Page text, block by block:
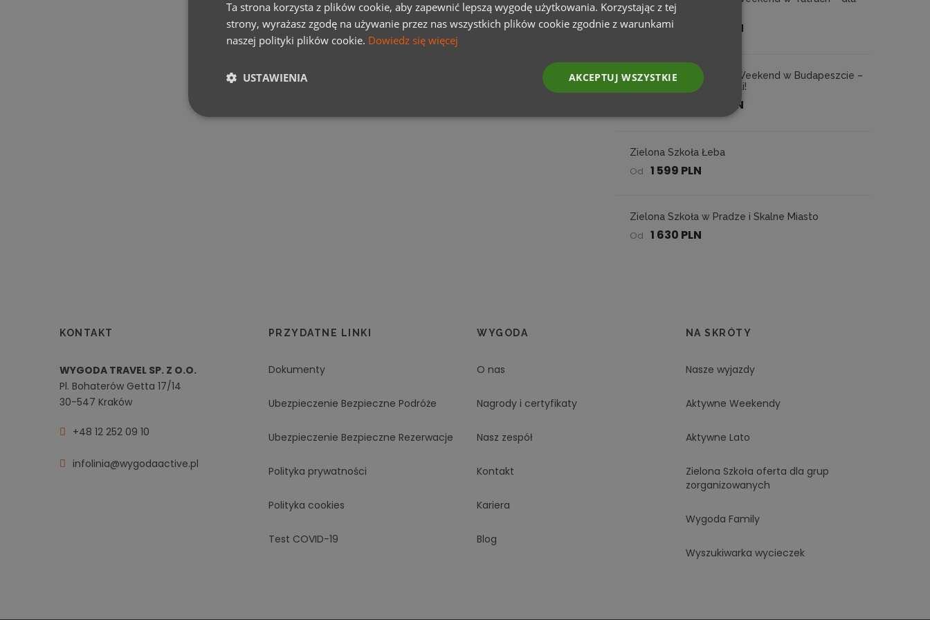
1 170 PLN
Integracyjny Weekend w Budapeszcie –
dla nauczycieli!
1 710 PLN
Zielona Szkoła Łeba
Od 1 599 PLN
Zielona Szkoła w Pradze i Skalne Miasto
Od 1 630 PLN
KONTAKT
WYGODA TRAVEL SP. Z O.O.
Pl. Bohaterów Getta 17/14
30-547 Kraków
+48 12 252 09 10
infolinia@wygodaactive.pl
PRZYDATNE LINKI
Dokumenty
Ubezpieczenie Bezpieczne Podróże
Ubezpieczenie Bezpieczne Rezerwacje
Polityka prywatności
Polityka cookies
Test COVID-19
WYGODA
O nas
Nagrody i certyfikaty
Nasz zespół
Kontakt
Kariera
Blog
NA SKRÓTY
Nasze wyjazdy
Aktywne Weekendy
Aktywne Lato
Zielona Szkoła oferta dla grup
zorganizowanych
Wygoda Family
Wyszukiwarka wycieczek
Ta strona korzysta z plików cookie, aby zapewnić lepszą wygodę użytkowania. Korzystając z tej
strony, wyrażasz zgodę na używanie przez nas wszystkich plików cookie zgodnie z warunkami
naszej polityki plików cookie. Dowiedz się więcej
AKCEPTUJ WSZYSTKIE
USTAWIENIA